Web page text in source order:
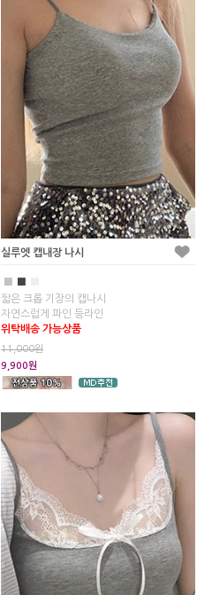
실루엣 캡내장 나시
■ ■
짧은 크롭 기장의 캡나시
자연스럽게 파인 등라인
위탁배송 가능상품
11,000원
9,900원